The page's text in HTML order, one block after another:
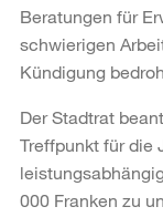
Beratungen für
schwierigen
Kündigung
Der Stadtrat
Treffpunkt für die
000 Franken zu